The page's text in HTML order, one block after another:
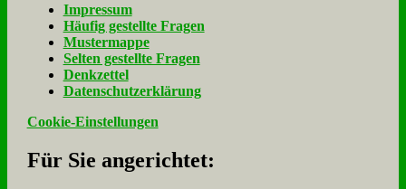
Im­pres­sum
Häu­fig ge­stell­te Fra­gen
Mu­ster­map­pe
Sel­ten ge­stell­te Fra­gen
Denk­zet­tel
Da­ten­schutz­er­klä­rung
Cookie-Einstellungen
Für Sie an­ge­rich­tet: